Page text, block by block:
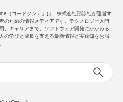
（コードジン）」は、株式会社翔泳社が運営す
のための情報メディアです。テクノロジー入門
、キャリアまで、ソフトウェア開発にかかわる
の学びと成長を支える最新情報と実践知をお届